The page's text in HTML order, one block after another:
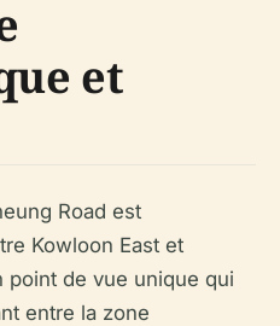
et
Road est
Kowloon East et
point de vue unique qui
entre la zone